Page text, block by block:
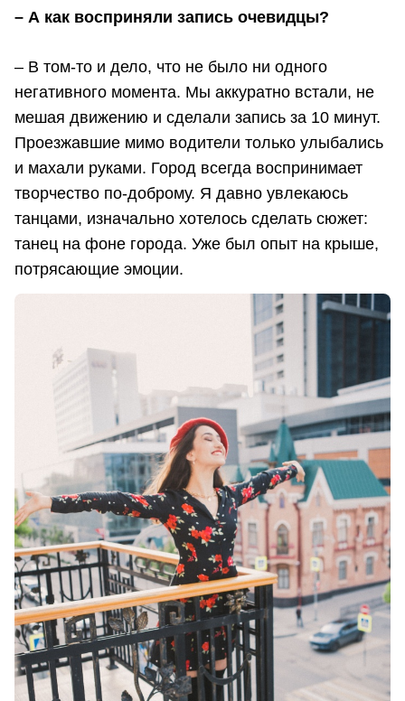
– А как восприняли запись очевидцы?
– В том-то и дело, что не было ни одного
негативного момента. Мы аккуратно встали, не
мешая движению и сделали запись за 10 минут.
Проезжавшие мимо водители только улыбались
и махали руками. Город всегда воспринимает
творчество по-доброму. Я давно увлекаюсь
танцами, изначально хотелось сделать сюжет:
танец на фоне города. Уже был опыт на крыше,
потрясающие эмоции.